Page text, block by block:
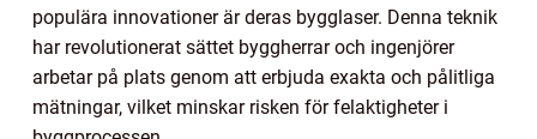
populära innovationer är deras bygglaser. Denna teknik
har revolutionerat sättet byggherrar och ingenjörer
arbetar på plats genom att erbjuda exakta och pålitliga
mätningar, vilket minskar risken för felaktigheter i